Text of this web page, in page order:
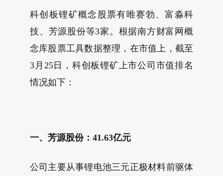
科创板锂矿概念股票有唯赛勃、富淼科
技、芳源股份等3家。根据南方财富网概
念库股票工具数据整理，在市值上，截至
3月25日，科创板锂矿上市公司市值排名
情况如下：
一、芳源股份：41.63亿元
公司主要从事锂电池三元正极材料前驱体